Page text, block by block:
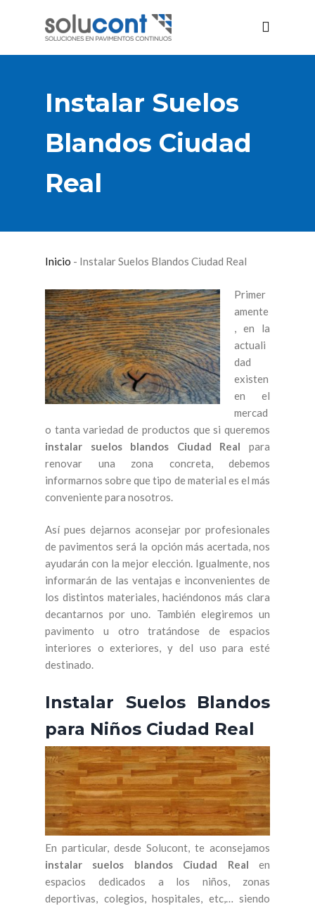
Instalar Suelos
Blandos Ciudad
Real
Inicio - Instalar Suelos Blandos Ciudad Real
Primer
amente
, en la
actuali
dad
existen
en el
mercad
o tanta variedad de productos que si queremos
instalar suelos blandos Ciudad Real para
renovar una zona concreta, debemos
informarnos sobre que tipo de material es el más
conveniente para nosotros.
Así pues dejarnos aconsejar por profesionales
de pavimentos será la opción más acertada, nos
ayudarán con la mejor elección. Igualmente, nos
informarán de las ventajas e inconvenientes de
los distintos materiales, haciéndonos más clara
decantarnos por uno. También elegiremos un
pavimento u otro tratándose de espacios
interiores o exteriores, y del uso para esté
destinado.
Instalar Suelos Blandos
para Niños Ciudad Real
En particular, desde Solucont, te aconsejamos
instalar suelos blandos Ciudad Real en
espacios dedicados a los niños, zonas
deportivas, colegios, hospitales, etc,… siendo